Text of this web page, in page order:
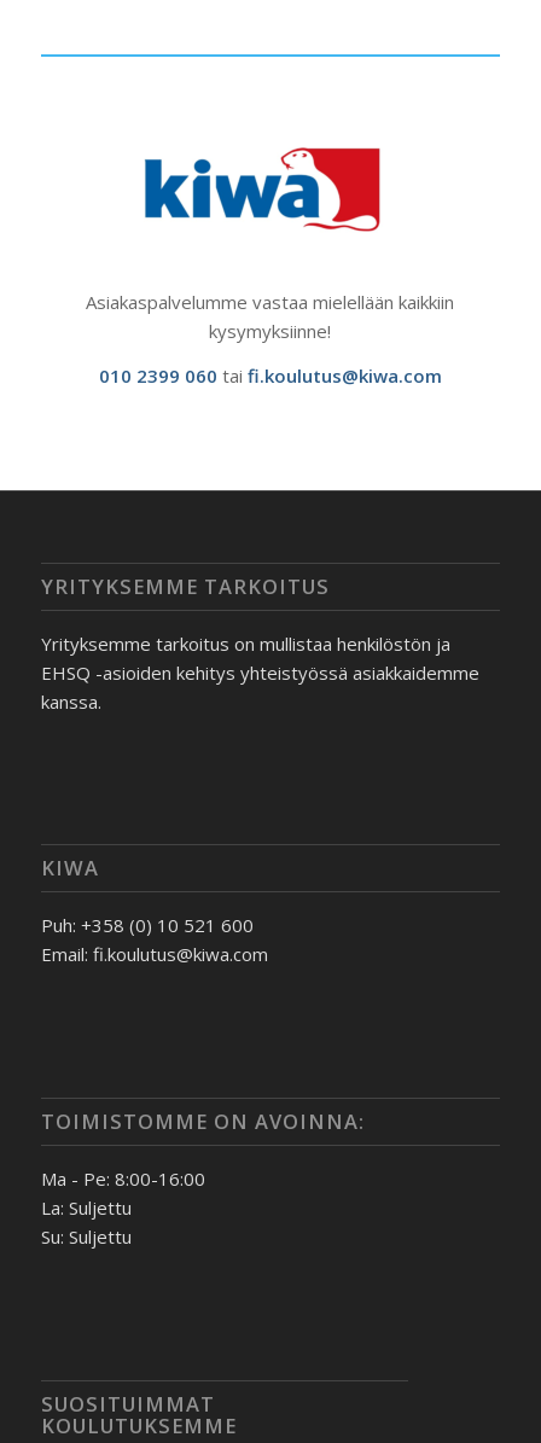
Asiakaspalvelumme vastaa mielellään kaikkiin
kysymyksiinne!
010 2399 060 tai fi.koulutus@kiwa.com
YRITYKSEMME TARKOITUS
Yrityksemme tarkoitus on mullistaa henkilöstön ja
EHSQ -asioiden kehitys yhteistyössä asiakkaidemme
kanssa.
KIWA
Puh: +358 (0) 10 521 600
Email: fi.koulutus@kiwa.com
TOIMISTOMME ON AVOINNA:
Ma - Pe: 8:00-16:00
La: Suljettu
Su: Suljettu
SUOSITUIMMAT
KOULUTUKSEMME